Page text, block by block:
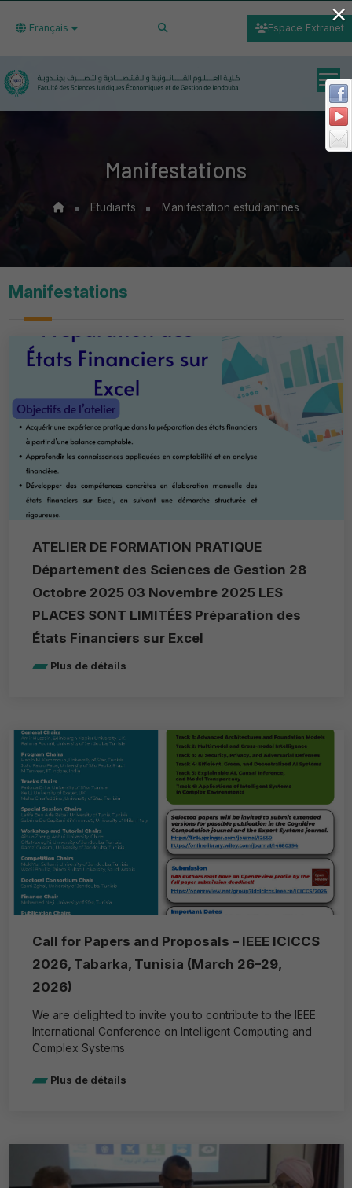
Français Espace Extranet
Manifestations
Etudiants Manifestation estudiantines
Manifestations
ATELIER DE FORMATION PRATIQUE
Département des Sciences de Gestion 28
Octobre 2025 03 Novembre 2025 LES
PLACES SONT LIMITÉES Préparation des
États Financiers sur Excel
Plus de détails
Call for Papers and Proposals – IEEE ICICCS
2026, Tabarka, Tunisia (March 26–29,
2026)
We are delighted to invite you to contribute to the IEEE
International Conference on Intelligent Computing and
Complex Systems
Plus de détails
×